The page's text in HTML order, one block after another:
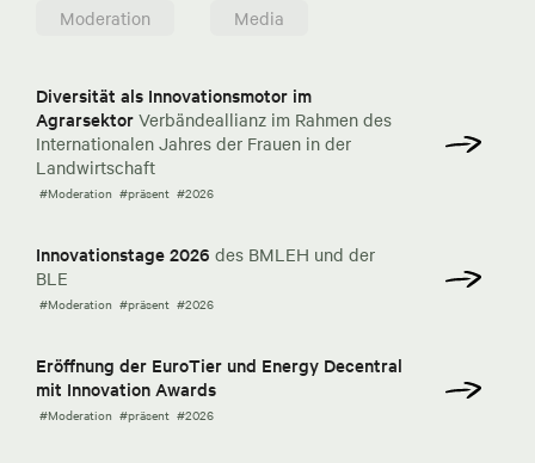
Moderation
Media
Diversität als Innovationsmotor im
Agrarsektor Verbändeallianz im Rahmen des
Internationalen Jahres der Frauen in der
Landwirtschaft
#Moderation #präsent #2026
Innovationstage 2026 des BMLEH und der
BLE
#Moderation #präsent #2026
Eröffnung der EuroTier und Energy Decentral
mit Innovation Awards
#Moderation #präsent #2026